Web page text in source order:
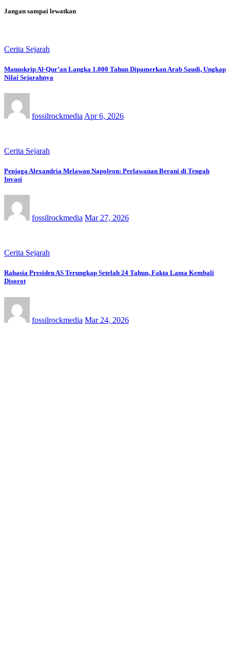
Jangan sampai lewatkan
Cerita Sejarah
Manuskrip Al-Qur’an Langka 1.000 Tahun Dipamerkan Arab Saudi, Ungkap
Nilai Sejarahnya
fossilrockmedia Apr 6, 2026
Cerita Sejarah
Penjaga Alexandria Melawan Napoleon: Perlawanan Berani di Tengah
Invasi
fossilrockmedia Mar 27, 2026
Cerita Sejarah
Rahasia Presiden AS Terungkap Setelah 24 Tahun, Fakta Lama Kembali
Disorot
fossilrockmedia Mar 24, 2026